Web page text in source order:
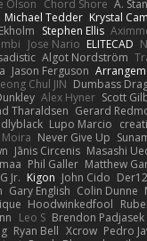
Olson Chord Shore A.
Michael Tedder Krystal
Stephen Ellis
Jose Nario ELITECAD
Algot Nordström
Jason Ferguson
Chul JIN Dumbass
Alex Hyner Scott
Tharaldsen Gerard
Lupo Marcio
Moira Never Give Up
Jānis Circenis Masashi
Phil Galler Matthew
Jr. Kigon John Cido
Gary English Colin Dunne
Hoodwinkedfool
Leo S Brendon Padjasek
Ryan Bell Xcrow Pedro